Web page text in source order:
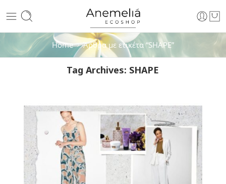
Home Άρθρα με ετικέτα “SHAPE”
Tag Archives: SHAPE